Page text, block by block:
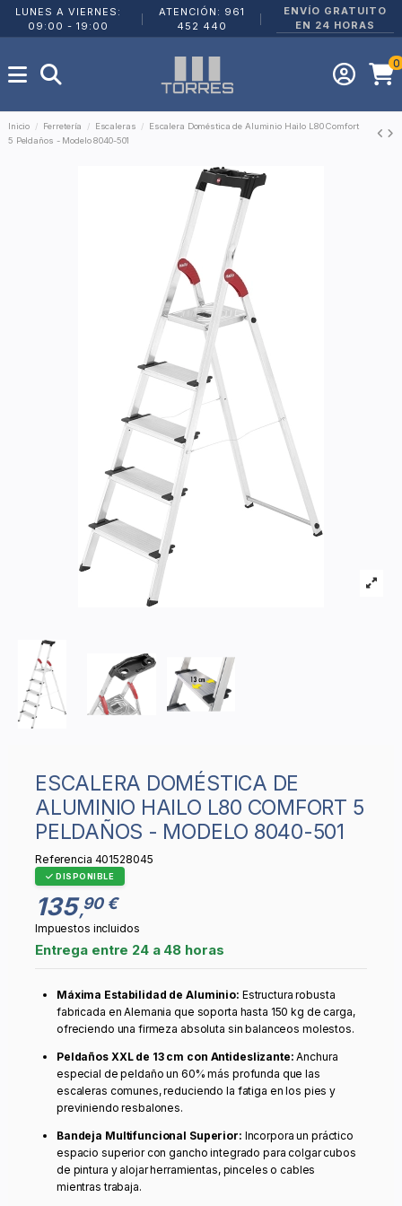
LUNES A VIERNES:
09:00 - 19:00
ATENCIÓN: 961
452 440
ENVÍO GRATUITO
EN 24 HORAS
0
Inicio Ferretería Escaleras
Escalera Doméstica de Aluminio Hailo L80 Comfort
5 Peldaños - Modelo 8040-501
ESCALERA DOMÉSTICA DE
ALUMINIO HAILO L80 COMFORT 5
PELDAÑOS - MODELO 8040-501
Referencia 401528045
DISPONIBLE
135 ,90 €
Impuestos incluidos
Entrega entre 24 a 48 horas
Máxima Estabilidad de Aluminio: Estructura robusta
fabricada en Alemania que soporta hasta 150 kg de carga,
ofreciendo una firmeza absoluta sin balanceos molestos.
Peldaños XXL de 13 cm con Antideslizante: Anchura
especial de peldaño un 60% más profunda que las
escaleras comunes, reduciendo la fatiga en los pies y
previniendo resbalones.
Bandeja Multifuncional Superior: Incorpora un práctico
espacio superior con gancho integrado para colgar cubos
de pintura y alojar herramientas, pinceles o cables
mientras trabaja.